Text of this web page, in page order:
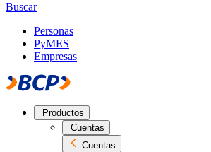
Buscar
Personas
PyMES
Empresas
Productos
Cuentas
Cuentas